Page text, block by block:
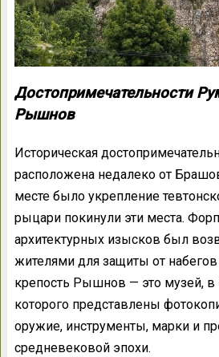
Достопримечательности
Рышнов
Историческая
расположена недалеко от
месте было укрепление
рыцари покинули эти места.
архитектурных изысков был
жителями для защиты от набегов
крепость Рышнов — это музей, в
которого представлены
оружие, инструменты, марки и
средневековой эпохи.